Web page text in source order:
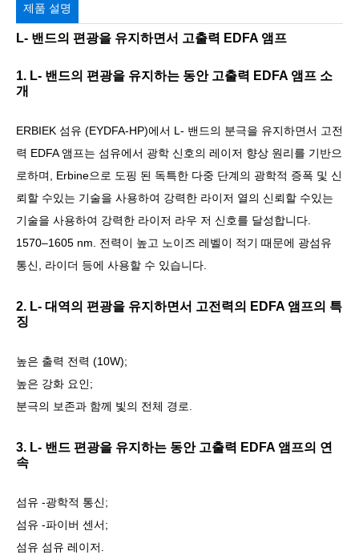
제품 설명
L- 밴드의 편광을 유지하면서 고출력 EDFA 앰프
1. L- 밴드의 편광을 유지하는 동안 고출력 EDFA 앰프 소
개
ERBIEK 섬유 (EYDFA-HP)에서 L- 밴드의 분극을 유지하면서 고전
력 EDFA 앰프는 섬유에서 광학 신호의 레이저 향상 원리를 기반으
로하며, Erbine으로 도핑 된 독특한 다중 단계의 광학적 증폭 및 신
뢰할 수있는 기술을 사용하여 강력한 라이저 열의 신뢰할 수있는
기술을 사용하여 강력한 라이저 라우 저 신호를 달성합니다.
1570–1605 nm. 전력이 높고 노이즈 레벨이 적기 때문에 광섬유
통신, 라이더 등에 사용할 수 있습니다.
2. L- 대역의 편광을 유지하면서 고전력의 EDFA 앰프의 특
징
높은 출력 전력 (10W);
높은 강화 요인;
분극의 보존과 함께 빛의 전체 경로.
3. L- 밴드 편광을 유지하는 동안 고출력 EDFA 앰프의 연
속
섬유 -광학적 통신;
섬유 -파이버 센서;
섬유 섬유 레이저.